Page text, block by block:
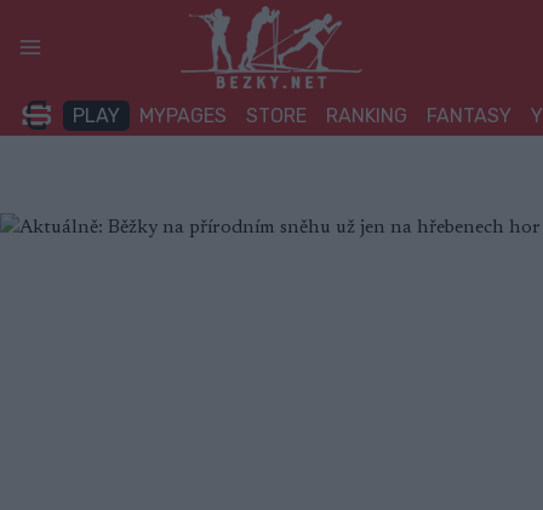
PLAY MYPAGES STORE RANKING FANTASY